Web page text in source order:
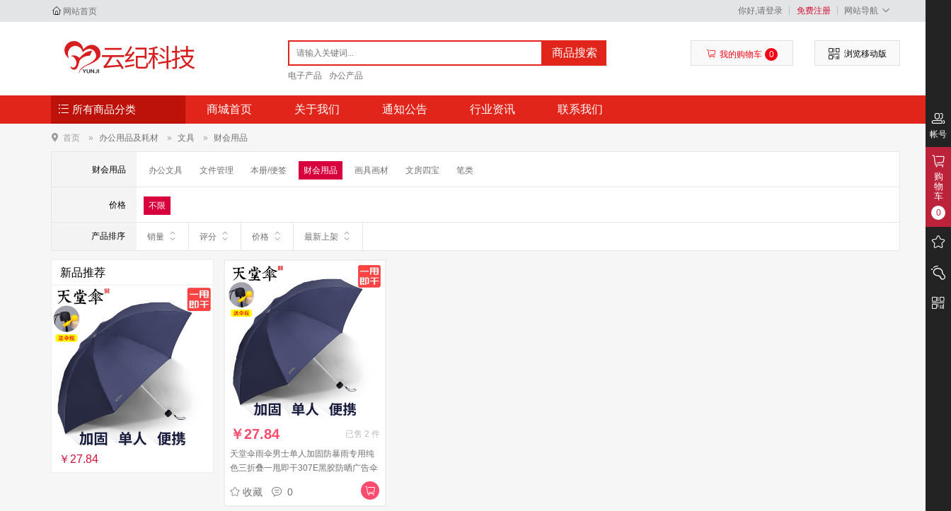
网站首页 你好,请登录 免费注册 网站导航
商品搜索
电子产品 办公产品
我的购物车 0 浏览移动版
所有商品分类 商城首页 关于我们 通知公告 行业资讯 联系我们
首页 办公用品及耗材 文具 财会用品
财会用品 办公文具 文件管理 本册/便签 财会用品 画具画材 文房四宝 笔类
价格 不限
产品排序 销量 评分 价格 最新上架
新品推荐
￥27.84
￥27.84 已售 2 件
天堂伞雨伞男士单人加固防暴雨专用纯
色三折叠一甩即干307E黑胶防晒广告伞
定制logo学生晴雨两用 藏青色（无黑
胶）收藏 0
帐号
购
物
车
0